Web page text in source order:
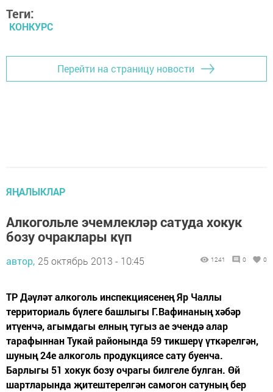
Теги:
КОНКУРС
Перейти на страницу новости
ЯҢАЛЫКЛАР
Алкогольле эчемлекләр сатуда хокук
бозу очраклары күп
автор, 25 октябрь 2013 - 10:45 1241 0 0
ТР Дәүләт алкоголь инспекциясенең Яр Чаллы
территориаль бүлеге башлыгы Г.Вафинаның хәбәр
итүенчә, агымдагы елның тугыз ае эчендә алар
тарафыннан Тукай районында 59 тикшерү үткәрелгән,
шуның 24е алкоголь продукциясе сату буенча.
Барлыгы 51 хокук бозу очрагы билгеле булган. Өй
шартларында җитештерелгән самогон сатуның бер